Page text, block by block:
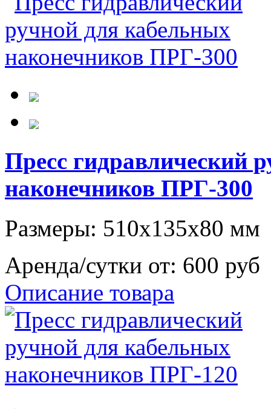
Пресс гидравлический
наконечников ПРГ-300
Размеры: 510х135х80 мм
Аренда/сутки от: 600 руб
Описание товара